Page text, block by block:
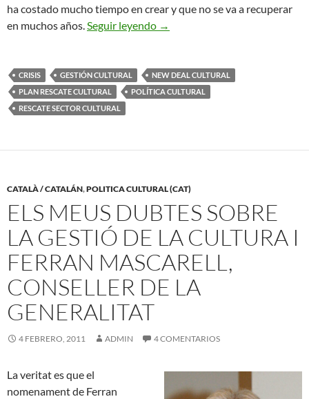
ha costado mucho tiempo en crear y que no se va a recuperar
en muchos años.Seguir leyendo El Sector Cultural Agoniza
→
CRISIS GESTIÓN CULTURAL
NEW DEAL CULTURAL
PLAN RESCATE CULTURAL
POLÍTICA CULTURAL
RESCATE SECTOR CULTURAL
CATALÀ / CATALÁN,POLITICA CULTURAL (CAT)
ELS MEUS DUBTES SOBRE
LA GESTIÓ DE LA CULTURA I
FERRAN MASCARELL,
CONSELLER DE LA
GENERALITAT
4 FEBRERO, 2011 ADMIN 4 COMENTARIOS
La veritat es que el
nomenament de Ferran